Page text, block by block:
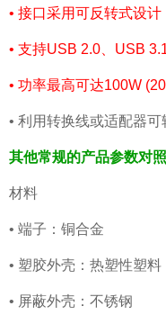
• 接口采用可反转式设计
• 支持USB 2.0、USB
• 功率最高可达100W
• 利用转换线或适配器
其他常规的产品参数对照
材料
• 端子：铜合金
• 塑胶外壳：热塑性塑料
• 屏蔽外壳：不锈钢